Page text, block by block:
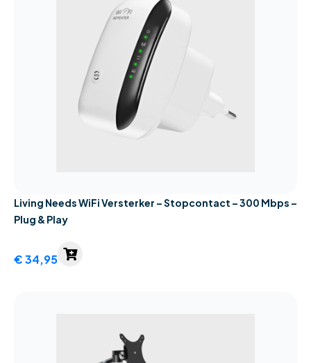
Living Needs WiFi Versterker – Stopcontact – 300 Mbps –
Plug & Play
€34,95